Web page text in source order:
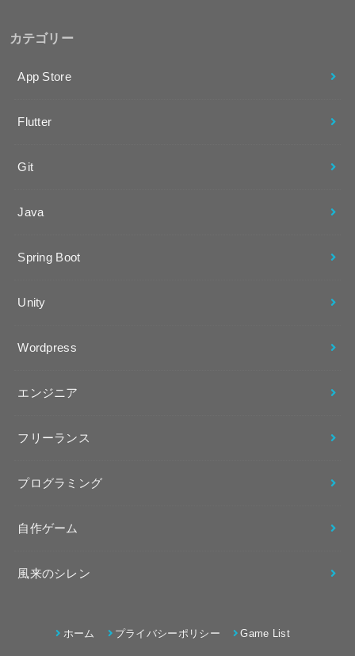
カテゴリー
App Store
Flutter
Git
Java
Spring Boot
Unity
Wordpress
エンジニア
フリーランス
プログラミング
自作ゲーム
風来のシレン
ホーム プライバシーポリシー Game List